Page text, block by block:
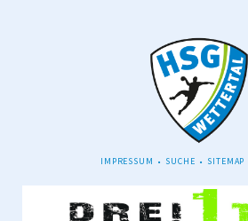
NAVIGATION
IMPRESSUM SUCHE SITEMAP